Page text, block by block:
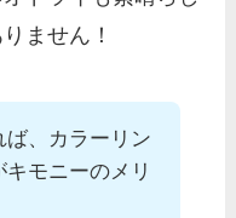
ません！
ば、カラーリン
モニーのメリ